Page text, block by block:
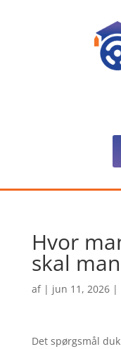
Hvor
skal
af | jun 11, 2026|
Det spørgsmål